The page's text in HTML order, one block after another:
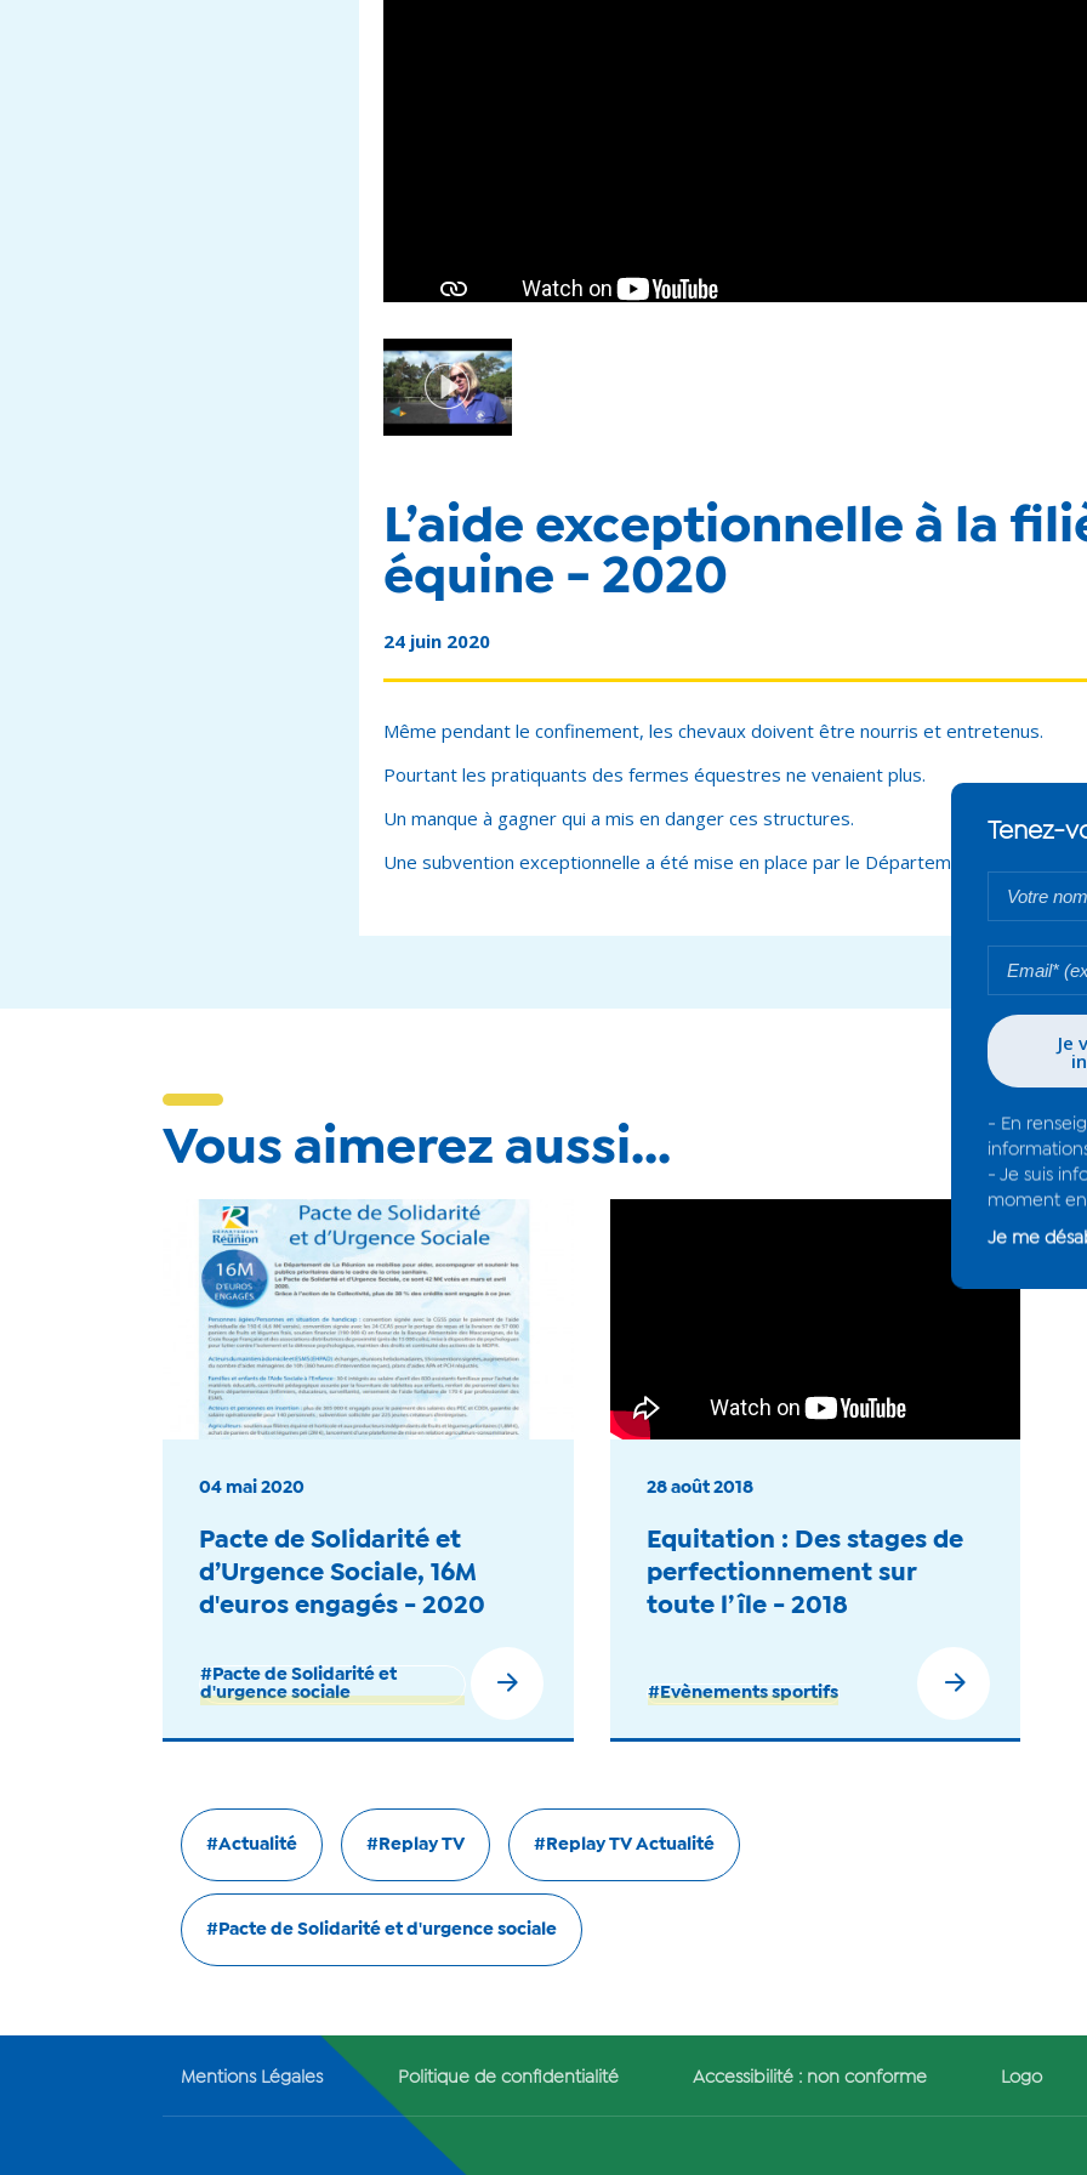
L’aide exceptionnelle à la
équine - 2020
24 juin 2020
Même pendant le confinement, les chevaux doivent être nourris et entretenus.
Pourtant les pratiquants des fermes équestres ne venaient plus.
Un manque à gagner qui a mis en danger ces structures.
Une subvention exceptionnelle a été mise en place par le Département.
Vous aimerez aussi...
04 mai 2020
Pacte de Solidarité et
d’Urgence Sociale, 16M
d'euros engagés - 2020
#Pacte de Solidarité et
d'urgence sociale
28 août 2018
Equitation : Des stages de
perfectionnement sur
toute l’île - 2018
#Evènements sportifs
#Actualité #Replay TV #Replay TV Actualité
#Pacte de Solidarité et d'urgence sociale
Tenez-
nom*
email*
- En
- Je suis
moment
Je me
Mentions Légales Politique de confidentialité Accessibilité : non conforme Logo